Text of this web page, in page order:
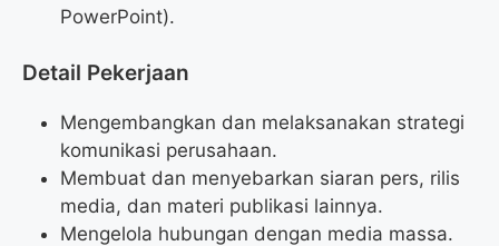
PowerPoint).
Detail Pekerjaan
Mengembangkan dan melaksanakan strategi
komunikasi perusahaan.
Membuat dan menyebarkan siaran pers, rilis
media, dan materi publikasi lainnya.
Mengelola hubungan dengan media massa.